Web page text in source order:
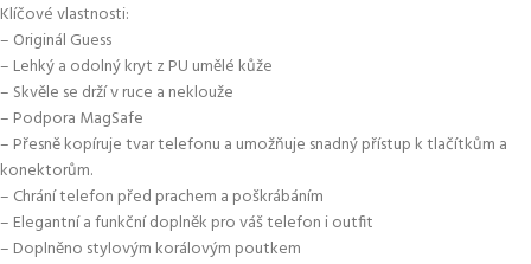
Klíčové vlastnosti:
– Originál Guess
– Lehký a odolný kryt z PU umělé kůže
– Skvěle se drží v ruce a neklouže
– Podpora MagSafe
– Přesně kopíruje tvar telefonu a umožňuje snadný přístup k tlačítkům a
konektorům.
– Chrání telefon před prachem a poškrábáním
– Elegantní a funkční doplněk pro váš telefon i outfit
– Doplněno stylovým korálovým poutkem